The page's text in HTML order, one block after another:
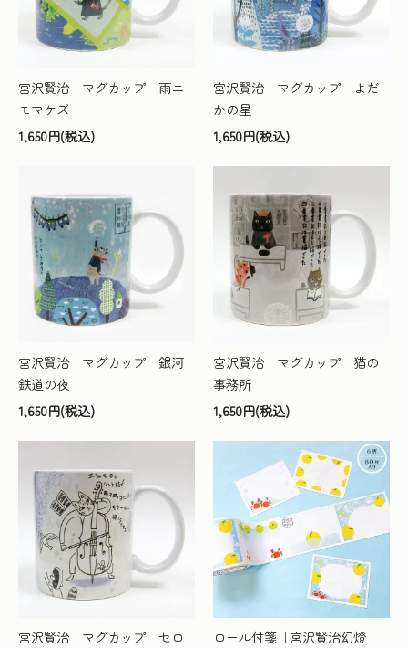
宮沢賢治 マグカップ 雨ニ
モマケズ
1,650円(税込)
宮沢賢治 マグカップ よだ
かの星
1,650円(税込)
宮沢賢治 マグカップ 銀河
鉄道の夜
1,650円(税込)
宮沢賢治 マグカップ 猫の
事務所
1,650円(税込)
宮沢賢治 マグカップ セロ
ロール付箋［宮沢賢治幻燈